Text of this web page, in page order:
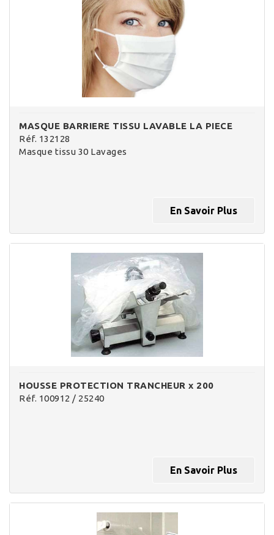
MASQUE BARRIERE TISSU LAVABLE LA PIECE
Réf. 132128
Masque tissu 30 Lavages
En Savoir Plus
HOUSSE PROTECTION TRANCHEUR x 200
Réf. 100912 / 25240
En Savoir Plus